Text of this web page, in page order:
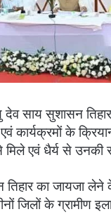
साय सुशासन
कार्यक्रमों के
मिले एवं धैर्य से
का जायजा लेने के
जिलों के ग्रामीण